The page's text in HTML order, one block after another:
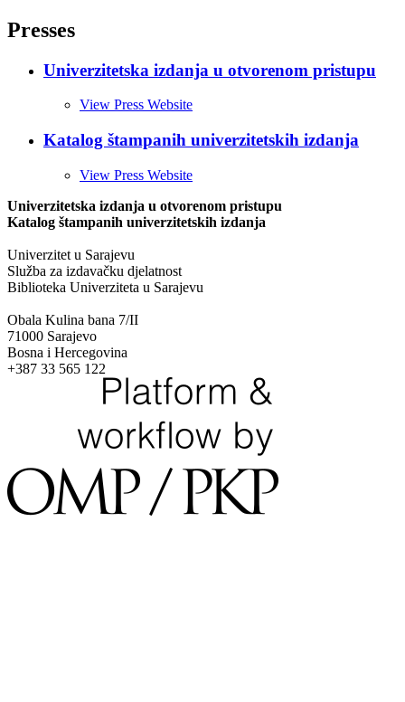
Presses
Univerzitetska izdanja u otvorenom pristupu
View Press Website
Katalog štampanih univerzitetskih izdanja
View Press Website
Univerzitetska izdanja u otvorenom pristupu
Katalog štampanih univerzitetskih izdanja
Univerzitet u Sarajevu
Služba za izdavačku djelatnost
Biblioteka Univerziteta u Sarajevu
Obala Kulina bana 7/II
71000 Sarajevo
Bosna i Hercegovina
+387 33 565 122